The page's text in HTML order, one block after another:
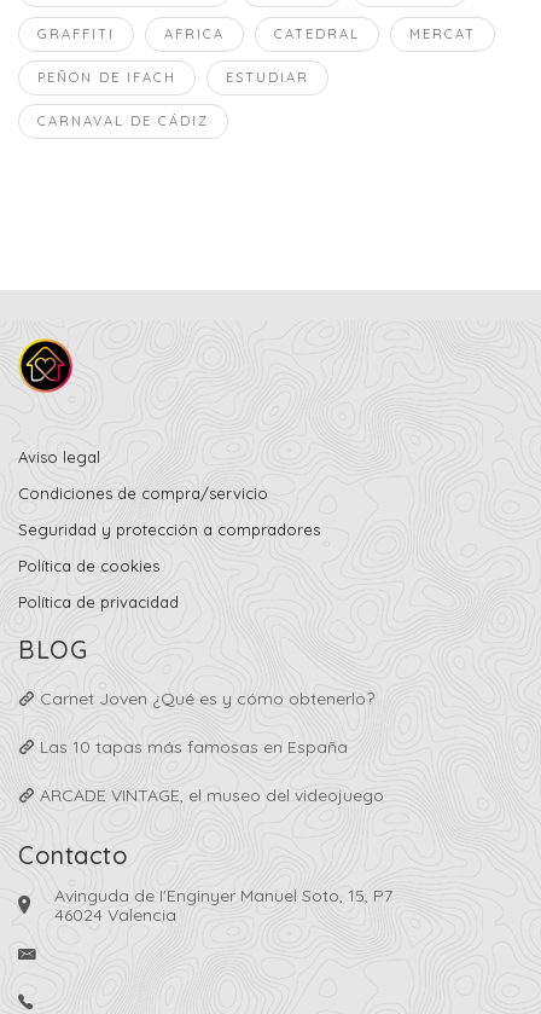
GRAFFITI AFRICA CATEDRAL MERCAT
PEÑON DE IFACH ESTUDIAR
CARNAVAL DE CÁDIZ
Aviso legal
Condiciones de compra/servicio
Seguridad y protección a compradores
Política de cookies
Política de privacidad
BLOG
Carnet Joven ¿Qué es y cómo obtenerlo?
Las 10 tapas más famosas en España
ARCADE VINTAGE, el museo del videojuego
Contacto
Avinguda de I'Enginyer Manuel Soto, 15, P7
46024 Valencia